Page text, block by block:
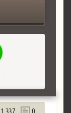
1 337 0